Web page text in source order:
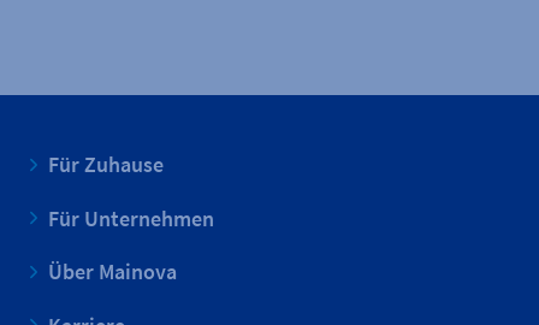
Für Zuhause
Für Unternehmen
Über Mainova